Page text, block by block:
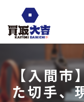
【入間市
た切手、